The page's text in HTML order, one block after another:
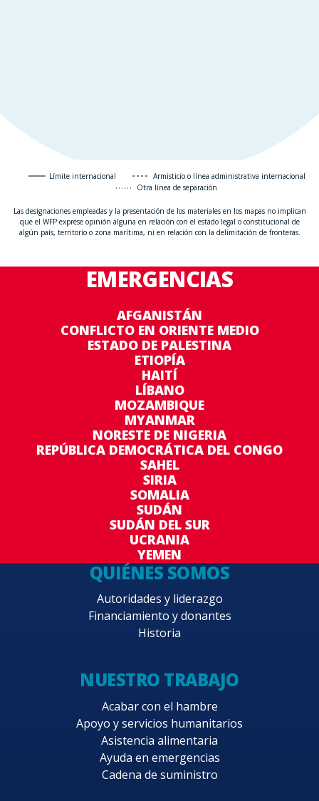
Límite internacional
Armisticio o línea administrativa internacional
Otra línea de separación
Las designaciones empleadas y la presentación de los materiales en los mapas no implican
que el WFP exprese opinión alguna en relación con el estado legal o constitucional de
algún país, territorio o zona marítima, ni en relación con la delimitación de fronteras.
EMERGENCIAS
AFGANISTÁN
CONFLICTO EN ORIENTE MEDIO
ESTADO DE PALESTINA
ETIOPÍA
HAITÍ
LÍBANO
MOZAMBIQUE
MYANMAR
NORESTE DE NIGERIA
REPÚBLICA DEMOCRÁTICA DEL CONGO
SAHEL
SIRIA
SOMALIA
SUDÁN
SUDÁN DEL SUR
UCRANIA
YEMEN
QUIÉNES SOMOS
Autoridades y liderazgo
Financiamiento y donantes
Historia
NUESTRO TRABAJO
Acabar con el hambre
Apoyo y servicios humanitarios
Asistencia alimentaria
Ayuda en emergencias
Cadena de suministro